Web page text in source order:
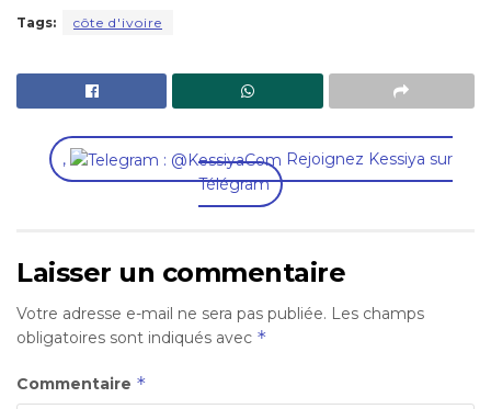
Tags: côte d'ivoire
,
Rejoignez Kessiya sur
Télégram
Laisser un commentaire
Votre adresse e-mail ne sera pas publiée. Les champs
obligatoires sont indiqués avec *
Commentaire *